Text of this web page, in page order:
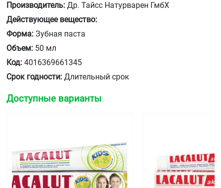
Производитель: Др. Тайсс Натурварен ГмбХ
Действующее вещество:
Форма: Зубная паста
Объем: 50 мл
Код: 4016369661345
Срок годности: Длительный срок
Доступные варианты